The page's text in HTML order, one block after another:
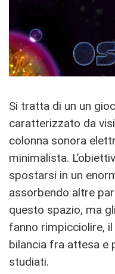
Si tratta di un un
caratterizzato da
colonna sonora
minimalista.
spostarsi in un
assorbendo altre
questo spazio, ma
fanno rimpicciolire,
bilancia fra attesa e
studiati.